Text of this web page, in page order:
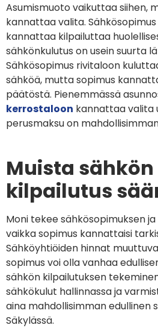
Asumismuoto vaikuttaa siihen,
kannattaa valita.
kannattaa kilpailuttaa
sähkönkulutus on usein suurta
Sähkösopimus rivitaloon
sähköä, mutta sopimus
päätöstä. Pienemmässä
kerrostaloon kannattaa valita
perusmaksu on
Muista sähkön
kilpailutus
Moni tekee sähkösopimuksen
vaikka sopimus kannattaisi
Sähköyhtiöiden hinnat
sopimus voi olla vanhaa
sähkön kilpailutuksen
sähkökulut hallinnassa ja
aina mahdollisimman edullinen
Säkylässä.